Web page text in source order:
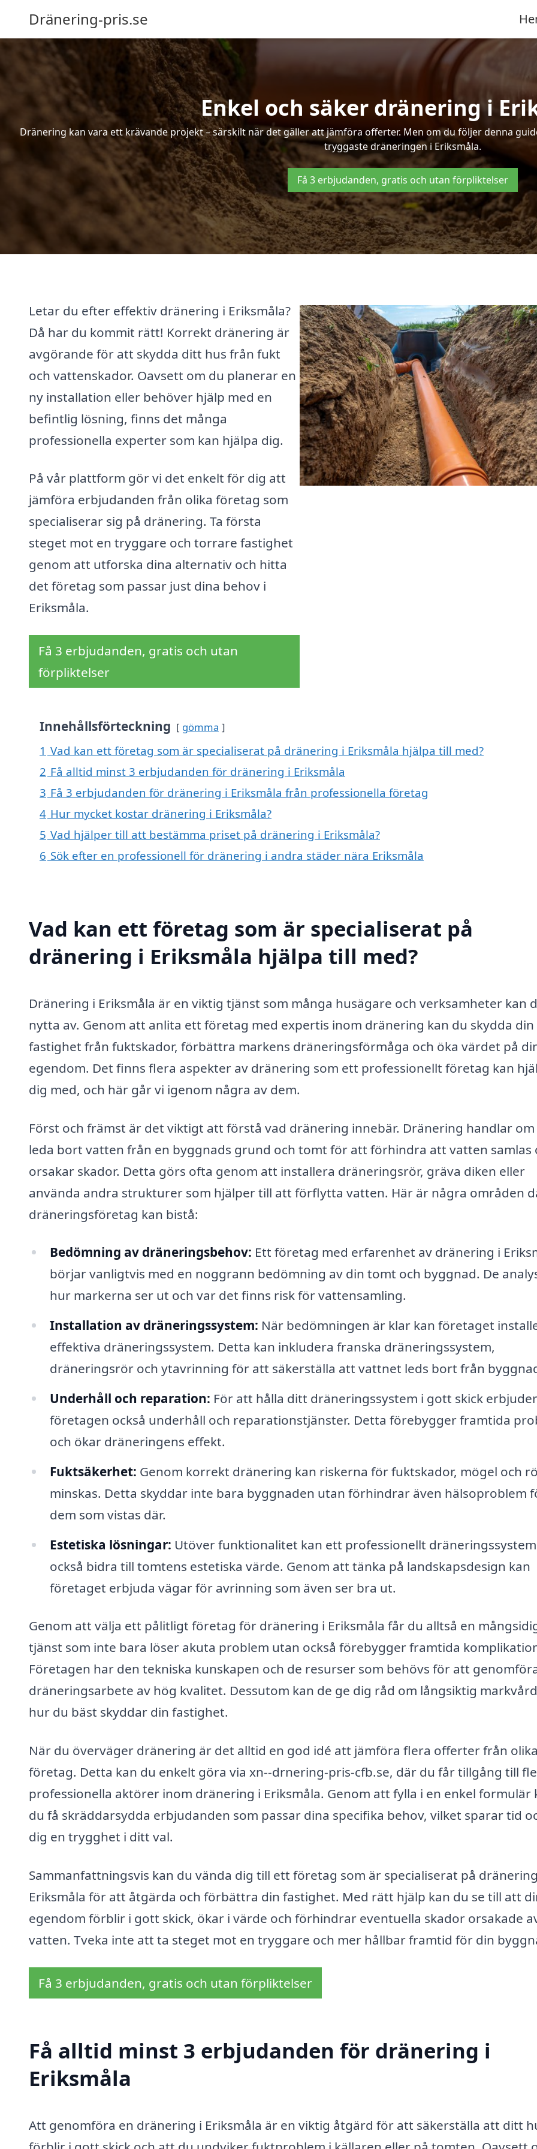
Dränering-pris.se
Enkel och säker dränering i
Dränering kan vara ett krävande projekt – särskilt när det gäller att jämföra offerter. Men om du följer denna
tryggaste dräneringen i Eriksmåla.
Få 3 erbjudanden, gratis och utan förpliktelser
Letar du efter effektiv dränering i Eriksmåla?
Då har du kommit rätt! Korrekt dränering är
avgörande för att skydda ditt hus från fukt
och vattenskador. Oavsett om du planerar en
ny installation eller behöver hjälp med en
befintlig lösning, finns det många
professionella experter som kan hjälpa dig.
På vår plattform gör vi det enkelt för dig att
jämföra erbjudanden från olika företag som
specialiserar sig på dränering. Ta första
steget mot en tryggare och torrare fastighet
genom att utforska dina alternativ och hitta
det företag som passar just dina behov i
Eriksmåla.
Få 3 erbjudanden, gratis och utan
förpliktelser
Innehållsförteckning gömma
1 Vad kan ett företag som är specialiserat på dränering i Eriksmåla hjälpa till med?
2 Få alltid minst 3 erbjudanden för dränering i Eriksmåla
3 Få 3 erbjudanden för dränering i Eriksmåla från professionella företag
4 Hur mycket kostar dränering i Eriksmåla?
5 Vad hjälper till att bestämma priset på dränering i Eriksmåla?
6 Sök efter en professionell för dränering i andra städer nära Eriksmåla
Vad kan ett företag som är specialiserat på
dränering i Eriksmåla hjälpa till med?
Dränering i Eriksmåla är en viktig tjänst som många husägare och verksamheter kan
nytta av. Genom att anlita ett företag med expertis inom dränering kan du skydda din
fastighet från fuktskador, förbättra markens dräneringsförmåga och öka värdet på
egendom. Det finns flera aspekter av dränering som ett professionellt företag kan
dig med, och här går vi igenom några av dem.
Först och främst är det viktigt att förstå vad dränering innebär. Dränering handlar
leda bort vatten från en byggnads grund och tomt för att förhindra att vatten samlas
orsakar skador. Detta görs ofta genom att installera dräneringsrör, gräva diken eller
använda andra strukturer som hjälper till att förflytta vatten. Här är några områden
dräneringsföretag kan bistå:
Bedömning av dräneringsbehov: Ett företag med erfarenhet av dränering i
börjar vanligtvis med en noggrann bedömning av din tomt och byggnad. De
hur markerna ser ut och var det finns risk för vattensamling.
Installation av dräneringssystem: När bedömningen är klar kan företaget
effektiva dräneringssystem. Detta kan inkludera franska dräneringssystem,
dräneringsrör och ytavrinning för att säkerställa att vattnet leds bort från
Underhåll och reparation: För att hålla ditt dräneringssystem i gott skick erbjuder
företagen också underhåll och reparationstjänster. Detta förebygger framtida
och ökar dräneringens effekt.
Fuktsäkerhet: Genom korrekt dränering kan riskerna för fuktskador, mögel och
minskas. Detta skyddar inte bara byggnaden utan förhindrar även hälsoproblem
dem som vistas där.
Estetiska lösningar: Utöver funktionalitet kan ett professionellt dräneringssystem
också bidra till tomtens estetiska värde. Genom att tänka på landskapsdesign kan
företaget erbjuda vägar för avrinning som även ser bra ut.
Genom att välja ett pålitligt företag för dränering i Eriksmåla får du alltså en
tjänst som inte bara löser akuta problem utan också förebygger framtida
Företagen har den tekniska kunskapen och de resurser som behövs för att
dräneringsarbete av hög kvalitet. Dessutom kan de ge dig råd om långsiktig
hur du bäst skyddar din fastighet.
När du överväger dränering är det alltid en god idé att jämföra flera offerter från olika
företag. Detta kan du enkelt göra via xn--drnering-pris-cfb.se, där du får tillgång till
professionella aktörer inom dränering i Eriksmåla. Genom att fylla i en enkel formulär
du få skräddarsydda erbjudanden som passar dina specifika behov, vilket sparar tid
dig en trygghet i ditt val.
Sammanfattningsvis kan du vända dig till ett företag som är specialiserat på
Eriksmåla för att åtgärda och förbättra din fastighet. Med rätt hjälp kan du se till att
egendom förblir i gott skick, ökar i värde och förhindrar eventuella skador orsakade
vatten. Tveka inte att ta steget mot en tryggare och mer hållbar framtid för din
Få 3 erbjudanden, gratis och utan förpliktelser
Få alltid minst 3 erbjudanden för dränering i
Eriksmåla
Att genomföra en dränering i Eriksmåla är en viktig åtgärd för att säkerställa att ditt